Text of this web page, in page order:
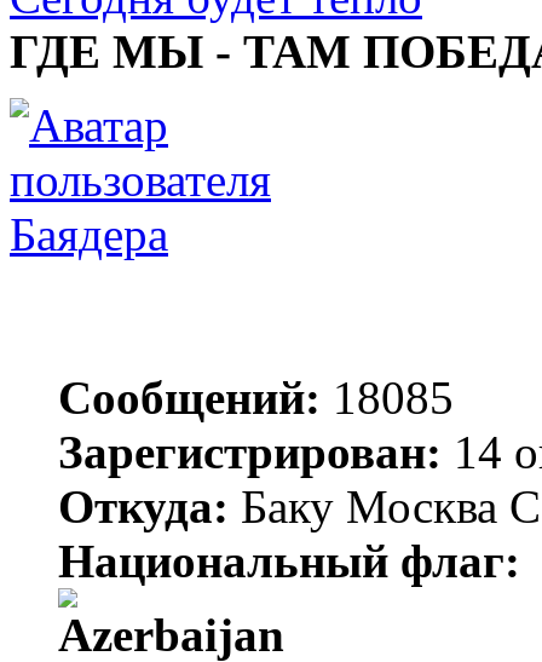
ГДЕ МЫ - ТАМ
Баядера
Сообщений: 18085
Зарегистрирован: 14
Откуда: Баку Москва
Национальный флаг: